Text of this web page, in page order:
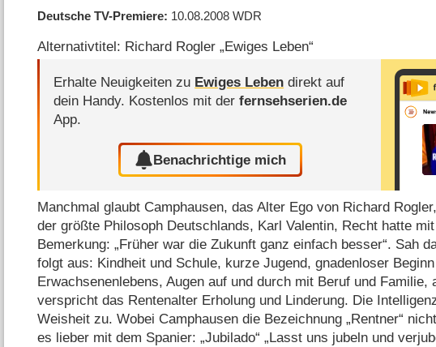
Deutsche TV-Premiere 10.08.2008WDR
Alternativtitel: Richard Rogler „Ewiges Leben“
Erhalte Neuigkeiten zu Ewiges Leben direkt auf
dein Handy. Kostenlos mit derfernsehserien.de
App.
Benachrichtige mich
Manchmal glaubt Camphausen, das Alter Ego von Richard
der größte Philosoph Deutschlands, Karl Valentin, Recht hatte
Bemerkung: „Früher war die Zukunft ganz einfach besser“. Sah
folgt aus: Kindheit und Schule, kurze Jugend, gnadenloser
Erwachsenenlebens, Augen auf und durch mit Beruf und Familie,
verspricht das Rentenalter Erholung und Linderung. Die
Weisheit zu. Wobei Camphausen die Bezeichnung „Rentner“
es lieber mit dem Spanier: „Jubilado“ „Lasst uns jubeln und